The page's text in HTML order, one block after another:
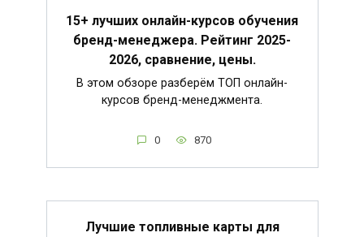
15+ лучших онлайн-курсов обучения
бренд-менеджера. Рейтинг 2025-
2026, сравнение, цены.
В этом обзоре разберём ТОП онлайн-
курсов бренд-менеджмента.
0 870
Лучшие топливные карты для